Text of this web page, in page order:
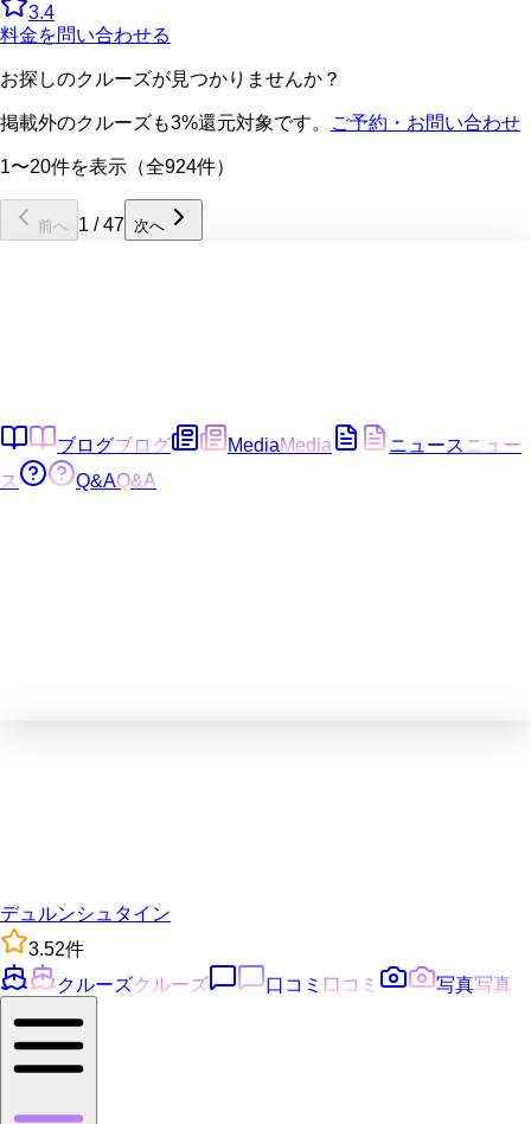
3.4
料金を問い合わせる
お探しのクルーズが見つかりませんか？
掲載外のクルーズも3%還元対象です。 ご予約・お問い合わせ
1〜20件を表示（全924件）
前へ 1 /47 次へ
ブログブログ MediaMedia ニュース ニュー
ス
Q&AQ&A
デュルンシュタイン
3.52件
クルーズクルーズ 口コミ 口コミ 写真写真